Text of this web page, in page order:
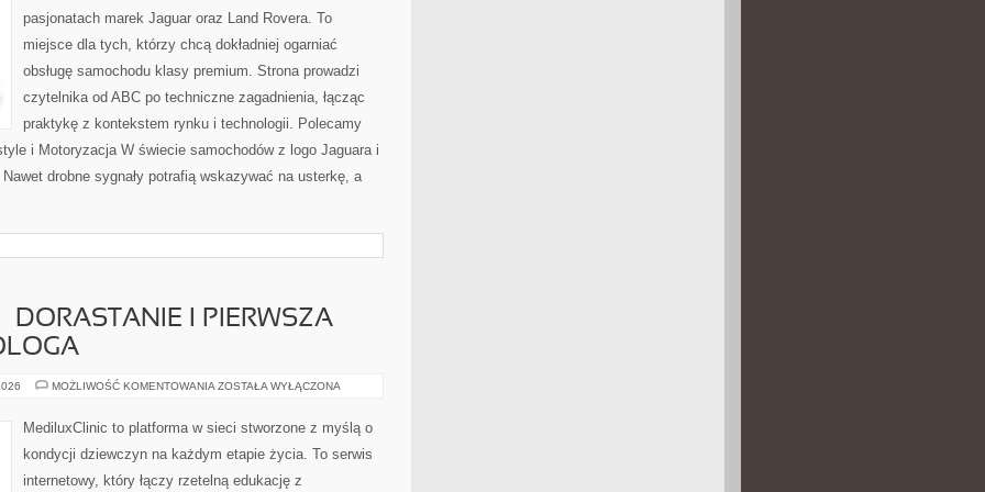
pasjonatach marek Jaguar oraz Land Rovera. To
miejsce dla tych, którzy chcą dokładniej ogarniać
obsługę samochodu klasy premium. Strona prowadzi
czytelnika od ABC po techniczne zagadnienia, łącząc
praktykę z kontekstem rynku i technologii. Polecamy
i Motoryzacja W świecie samochodów z logo Jaguara i
drobne sygnały potrafią wskazywać na usterkę, a
DORASTANIE I PIERWSZA
MOŻLIWOŚĆ KOMENTOWANIA MŁODA
DORASTANIE
I
WIZYTA
GINEKOLOGA
ZOSTAŁA WYŁĄCZONA
MediluxClinic to platforma w sieci stworzone z myślą o
kondycji dziewczyn na każdym etapie życia. To serwis
internetowy, który łączy rzetelną edukację z